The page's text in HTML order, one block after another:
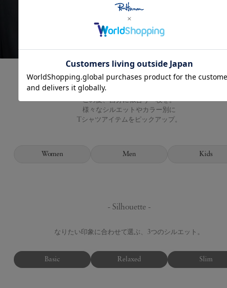
この夏、自分に似合う一枚を。
様々なシルエットやカラー別に
Tシャツアイテムをピックアップ。
Women Men Kids
- Silhouette -
なりたい印象に合わせて選ぶ、3つのシルエット。
Basic Relaxed Slim